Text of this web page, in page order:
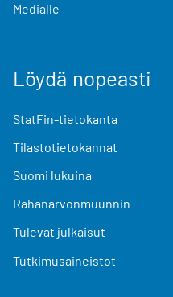
Medialle
Löydä nopeasti
StatFin-tietokanta
Tilastotietokannat
Suomi lukuina
Rahanarvonmuunnin
Tulevat julkaisut
Tutkimusaineistot